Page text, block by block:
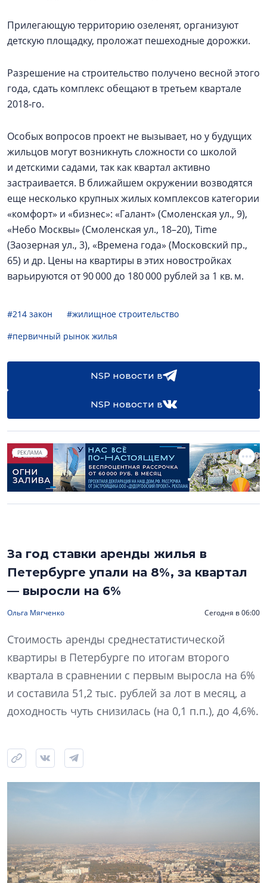
Прилегающую территорию озеленят, организуют
детскую площадку, проложат пешеходные дорожки.
Разрешение на строительство получено весной этого
года, сдать комплекс обещают в третьем квартале
2018‑го.
Особых вопросов проект не вызывает, но у будущих
жильцов могут возникнуть сложности со школой
и детскими садами, так как квартал активно
застраивается. В ближайшем окружении возводятся
еще несколько крупных жилых комплексов категории
«комфорт» и «бизнес»: «Галант» (Смоленская ул., 9),
«Небо Москвы» (Смоленская ул., 18–20), Time
(Заозерная ул., 3), «Времена года» (Московский пр.,
65) и др. Цены на квартиры в этих новостройках
варьируются от 90 000 до 180 000 рублей за 1 кв. м.
#214 закон
#жилищное строительство
#первичный рынок жилья
NSP новости в
NSP новости в
РЕКЛАМА
За год ставки аренды жилья в
Петербурге упали на 8%, за квартал
— выросли на 6%
Ольга Мягченко Сегодня в 06:00
Стоимость аренды среднестатистической
квартиры в Петербурге по итогам второго
квартала в сравнении с первым выросла на 6%
и составила 51,2 тыс. рублей за лот в месяц, а
доходность чуть снизилась (на 0,1 п.п.), до 4,6%.